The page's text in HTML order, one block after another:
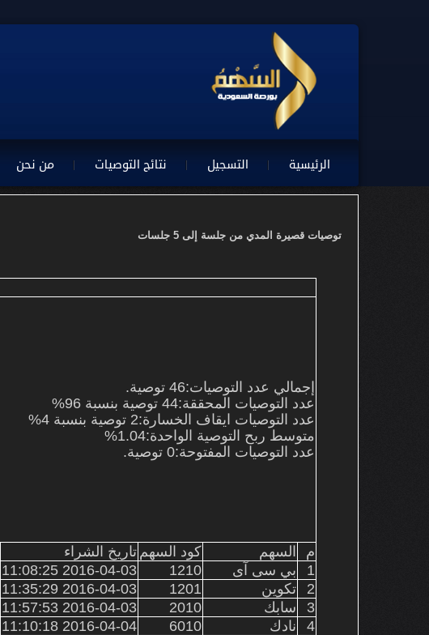
الرئيسية التسجيل نتائج التوصيات من نحن
توصيات قصيرة المدي من جلسة إلى 5 جلسات
إجمالي عدد التوصيات:46 توصية.
عدد التوصيات المحققة:44 توصية بنسبة 96%
عدد التوصيات ايقاف الخسارة:2 توصية بنسبة 4%
متوسط ربح التوصية الواحدة:1.04%
عدد التوصيات المفتوحة:0 توصية.
م السهم كود السهم تاريخ الشراء
1
بي سى آى 1210
2016-04-03 11:08:25
2
تكوين 1201
2016-04-03 11:35:29
3
سابك 2010
2016-04-03 11:57:53
4
نادك 6010
2016-04-04 11:10:18